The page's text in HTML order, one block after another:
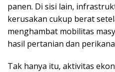
panen. Di sisi lain,
kerusakan cukup berat
menghambat mobilitas
hasil pertanian dan
Tak hanya itu, aktivitas